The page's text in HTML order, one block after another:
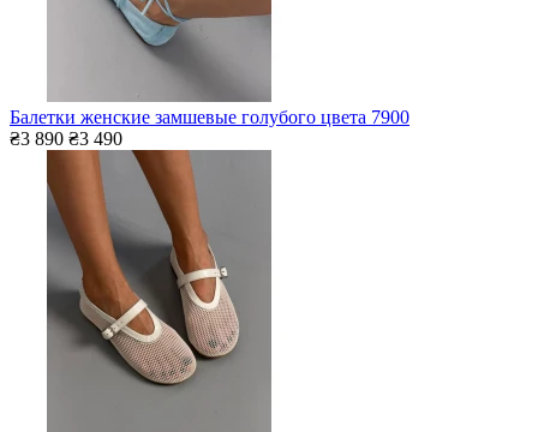
Балетки женские замшевые голубого цвета 7900
₴3 890 ₴3 490